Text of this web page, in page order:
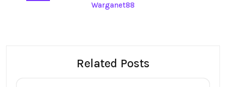
Warganet88
Related Posts